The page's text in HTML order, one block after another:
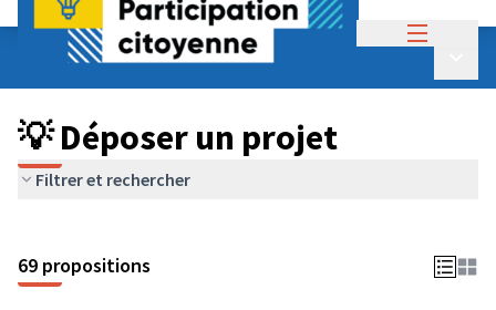
Budget Participatif ADULTE 2024
💡 Déposer un projet
💡 Déposer un projet
Filtrer et rechercher
69 propositions